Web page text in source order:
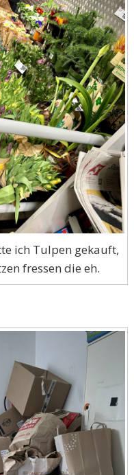
ich Tulpen gekauft,
fressen die eh.